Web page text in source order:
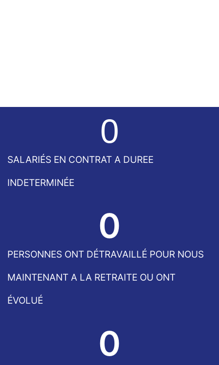
EXCLUSIVITÉ
SALARIÉS EN CONTRAT A DUREE
INDETERMINÉE
0
PERSONNES ONT DÉTRAVAILLÉ POUR NOUS
MAINTENANT A LA RETRAITE OU ONT
ÉVOLUÉ
0
0